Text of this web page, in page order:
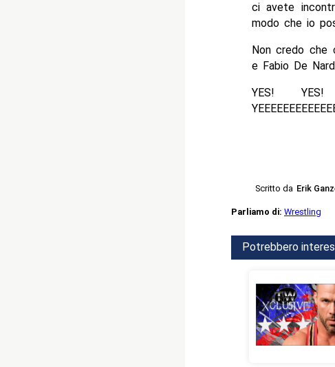
ci avete
modo che io
Non credo che
e Fabio De
YES!
Scritto da Erik
Parliamo di: Wrestling
Potrebbero